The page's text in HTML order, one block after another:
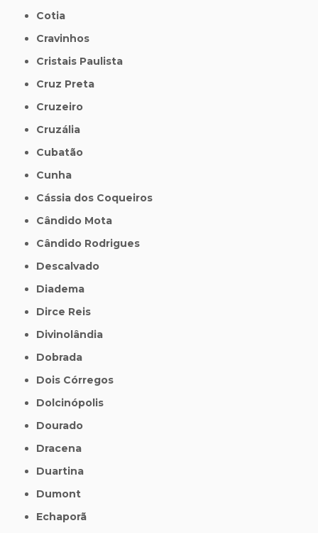
Cotia
Cravinhos
Cristais Paulista
Cruz Preta
Cruzeiro
Cruzália
Cubatão
Cunha
Cássia dos Coqueiros
Cândido Mota
Cândido Rodrigues
Descalvado
Diadema
Dirce Reis
Divinolândia
Dobrada
Dois Córregos
Dolcinópolis
Dourado
Dracena
Duartina
Dumont
Echaporã